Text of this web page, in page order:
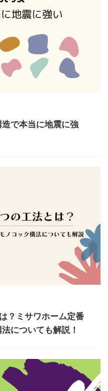
で本当に地震に強
？ミサワホーム定番
についても解説！